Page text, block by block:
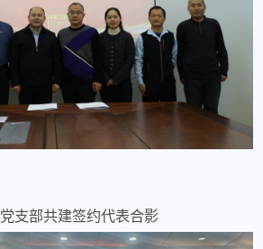
党支部共建签约代表合影